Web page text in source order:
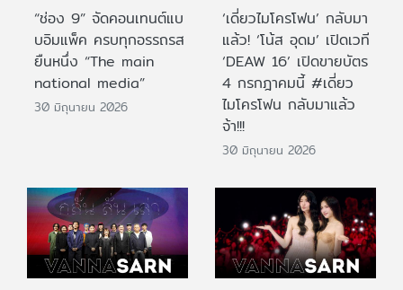
“ช่อง 9” จัดคอนเทนต์แบ
บอิมแพ็ค ครบทุกอรรถรส
ยืนหนึ่ง “The main
national media”
30 มิถุนายน 2026
‘เดี่ยวไมโครโฟน’ กลับมา
แล้ว! ‘โน้ส อุดม’ เปิดเวที
‘DEAW 16’ เปิดขายบัตร
4 กรกฎาคมนี้ #เดี่ยว
ไมโครโฟน กลับมาแล้ว
จ้า!!!
30 มิถุนายน 2026